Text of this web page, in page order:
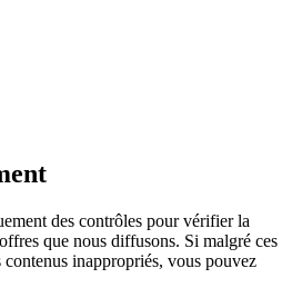
des contrôles pour vérifier la
que nous diffusons. Si malgré ces
contenus inappropriés, vous pouvez